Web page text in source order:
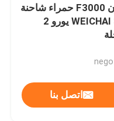
شاحنة شاكمان F3000 حمراء شاحنة
8 × 4 WEICHAI 380Hp يورو 2
اتصل بنا